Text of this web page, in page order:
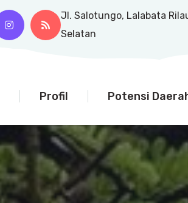
Jl. Salotungo, Lalabata
Selatan
Profil Potensi